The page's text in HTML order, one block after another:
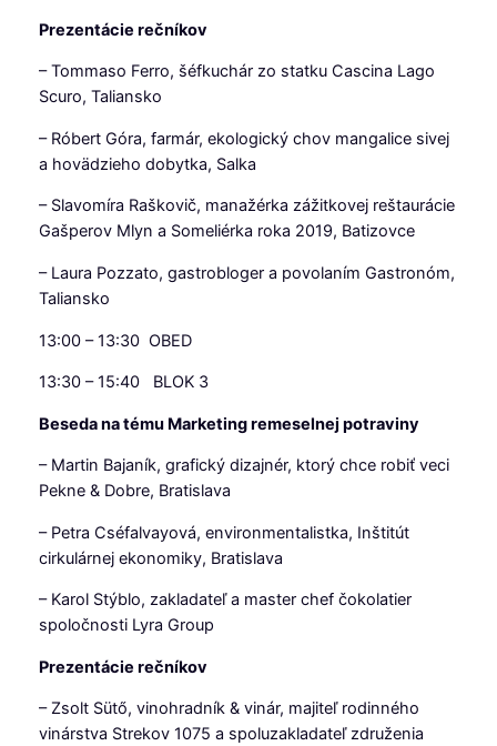
Prezentácie rečníkov
– Tommaso Ferro, šéfkuchár zo statku Cascina Lago
Scuro, Taliansko
– Róbert Góra, farmár, ekologický chov mangalice sivej
a hovädzieho dobytka, Salka
– Slavomíra Raškovič, manažérka zážitkovej reštaurácie
Gašperov Mlyn a Someliérka roka 2019, Batizovce
– Laura Pozzato, gastrobloger a povolaním Gastronóm,
Taliansko
13:00 – 13:30 OBED
13:30 – 15:40 BLOK 3
Beseda na tému Marketing remeselnej potraviny
– Martin Bajaník, grafický dizajnér, ktorý chce robiť veci
Pekne & Dobre, Bratislava
– Petra Cséfalvayová, environmentalistka, Inštitút
cirkulárnej ekonomiky, Bratislava
– Karol Stýblo, zakladateľ a master chef čokolatier
spoločnosti Lyra Group
Prezentácie rečníkov
– Zsolt Sütő, vinohradník & vinár, majiteľ rodinného
vinárstva Strekov 1075 a spoluzakladateľ združenia